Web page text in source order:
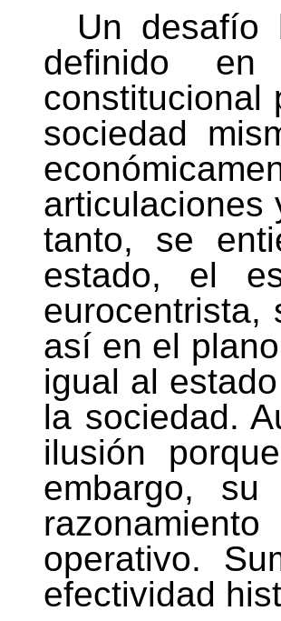
Un desafío
definido
constitucional
sociedad
articulaciones
tanto, se
estado, el
eurocentrista,
así en el
igual al
la sociedad.
ilusión
embargo,
operativo.
efectividad